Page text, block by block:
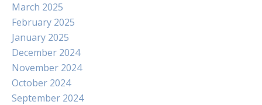
March 2025
February 2025
January 2025
December 2024
November 2024
October 2024
September 2024